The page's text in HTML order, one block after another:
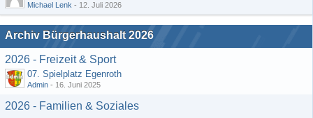
Michael Lenk - 12. Juli 2026
Archiv Bürgerhaushalt 2026
2026 - Freizeit & Sport
07. Spielplatz Egenroth
Admin - 16. Juni 2025
2026 - Familien & Soziales